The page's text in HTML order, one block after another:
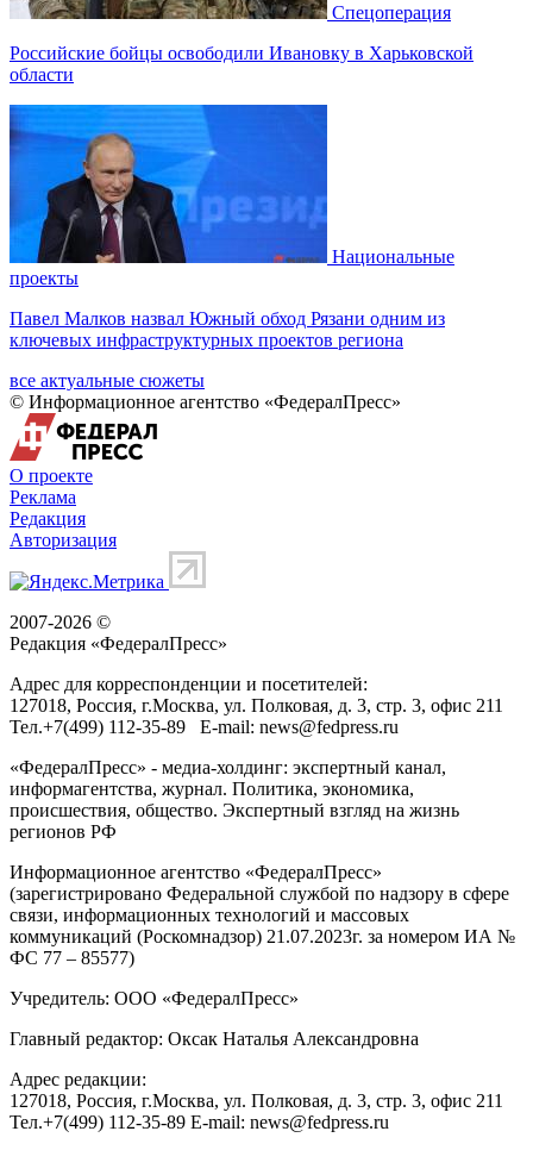
Спецоперация
Российские бойцы освободили Ивановку в Харьковской
области
Национальные
проекты
Павел Малков назвал Южный обход Рязани одним из
ключевых инфраструктурных проектов региона
все актуальные сюжеты
© Информационное агентство «ФедералПресс»
О проекте
Реклама
Редакция
Авторизация
2007-2026 ©
Редакция «ФедералПресс»
Адрес для корреспонденции и посетителей:
127018, Россия, г.Москва, ул. Полковая, д. 3, стр. 3, офис 211
Тел.+7(499) 112-35-89 E-mail: news@fedpress.ru
«ФедералПресс» - медиа-холдинг: экспертный канал,
информагентства, журнал. Политика, экономика,
происшествия, общество. Экспертный взгляд на жизнь
регионов РФ
Информационное агентство «ФедералПресс»
(зарегистрировано Федеральной службой по надзору в сфере
связи, информационных технологий и массовых
коммуникаций (Роскомнадзор) 21.07.2023г. за номером ИА №
ФС 77 – 85577)
Учредитель: ООО «ФедералПресс»
Главный редактор: Оксак Наталья Александровна
Адрес редакции:
127018, Россия, г.Москва, ул. Полковая, д. 3, стр. 3, офис 211
Тел.+7(499) 112-35-89 E-mail: news@fedpress.ru